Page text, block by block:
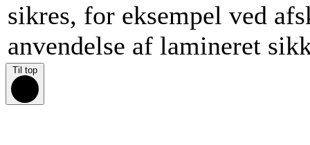
sikres, for eksempel ved
anvendelse af lamineret
Til top